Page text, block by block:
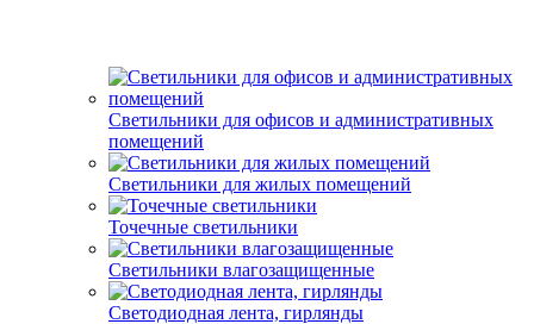
Светильники для офисов и административных
помещений
Светильники для жилых помещений
Точечные светильники
Светильники влагозащищенные
Светодиодная лента, гирлянды